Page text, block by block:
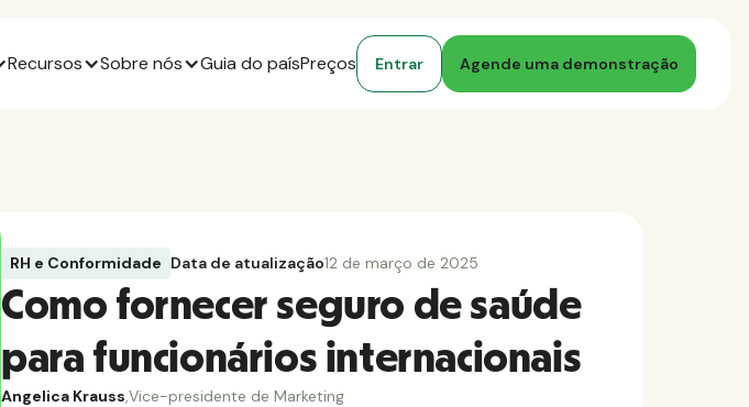
Recursos Sobre nós Guia do paísPreços Entrar Agende uma demonstração
RH e Conformidade Data de atualização12 de março de 2025
Como fornecer seguro de saúde
para funcionários internacionais
Angelica Krauss,Vice-presidente de Marketing